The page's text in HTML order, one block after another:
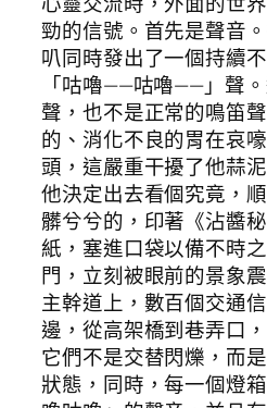
勁的信號。首先是聲音
叭同時發出了一個持續
「咕嚕——咕嚕——」聲
聲，也不是正常的鳴笛
的、消化不良的胃在哀
頭，這嚴重干擾了他蒜
他決定出去看個究竟，
髒兮兮的，印著《沾醬
紙，塞進口袋以備不時
門，立刻被眼前的景象
主幹道上，數百個交通
邊，從高架橋到巷弄口
它們不是交替閃爍，而
狀態，同時，每一個燈